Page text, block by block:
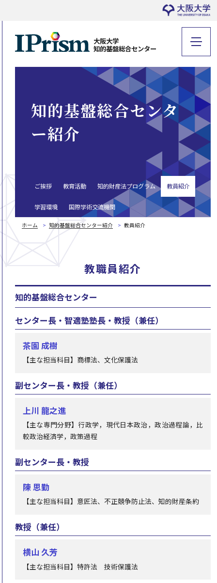
大阪大学
知的基盤総合センター
知的基盤総合センタ
ー紹介
ご挨拶 教育活動 知的財産法プログラム 教員紹介
学習環境 国際学術交流機関
ホーム 知的基盤総合センター紹介 教員紹介
教職員紹介
知的基盤総合センター
センター長・智適塾塾長・教授（兼任）
茶園 成樹
【主な担当科目】商標法、文化保護法
副センター長・教授（兼任）
上川 龍之進
【主な専門分野】行政学，現代日本政治，政治過程論，比
較政治経済学，政策過程
副センター長・教授
陳 思勤
【主な担当科目】意匠法、不正競争防止法、知的財産条約
教授（兼任）
横山 久芳
【主な担当科目】特許法 技術保護法